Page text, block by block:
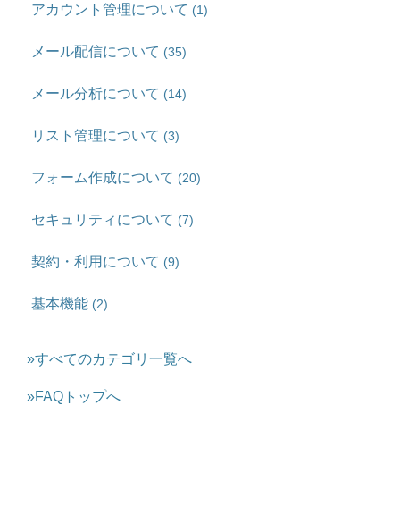
アカウント管理について (1)
メール配信について (35)
メール分析について (14)
リスト管理について (3)
フォーム作成について (20)
セキュリティについて (7)
契約・利用について (9)
基本機能 (2)
»すべてのカテゴリ一覧へ
»FAQトップへ